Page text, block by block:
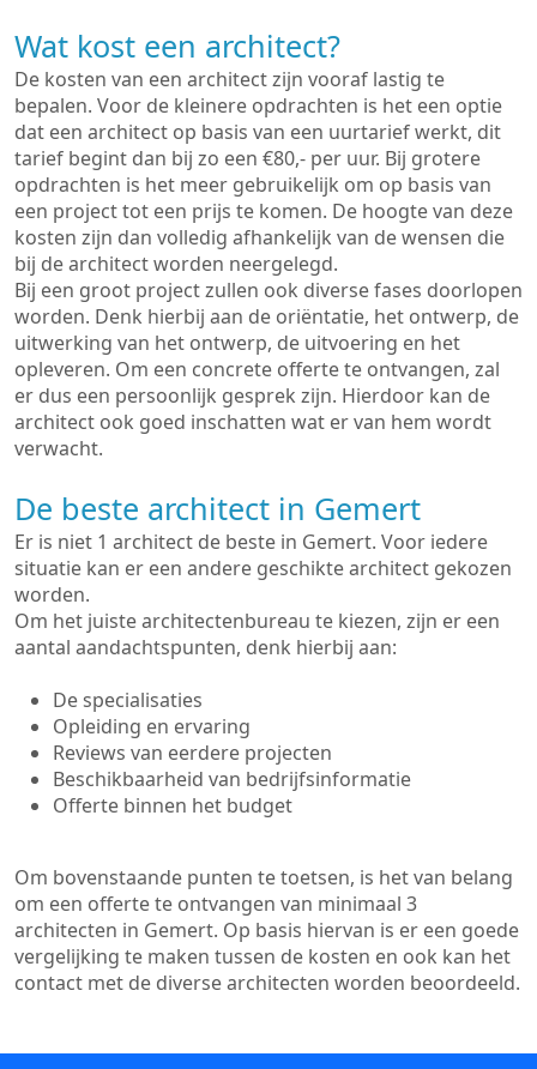
Wat kost een architect?
De kosten van een architect zijn vooraf lastig te
bepalen. Voor de kleinere opdrachten is het een optie
dat een architect op basis van een uurtarief werkt, dit
tarief begint dan bij zo een €80,- per uur. Bij grotere
opdrachten is het meer gebruikelijk om op basis van
een project tot een prijs te komen. De hoogte van deze
kosten zijn dan volledig afhankelijk van de wensen die
bij de architect worden neergelegd.
Bij een groot project zullen ook diverse fases doorlopen
worden. Denk hierbij aan de oriëntatie, het ontwerp, de
uitwerking van het ontwerp, de uitvoering en het
opleveren. Om een concrete offerte te ontvangen, zal
er dus een persoonlijk gesprek zijn. Hierdoor kan de
architect ook goed inschatten wat er van hem wordt
verwacht.
De beste architect in Gemert
Er is niet 1 architect de beste in Gemert. Voor iedere
situatie kan er een andere geschikte architect gekozen
worden.
Om het juiste architectenbureau te kiezen, zijn er een
aantal aandachtspunten, denk hierbij aan:
De specialisaties
Opleiding en ervaring
Reviews van eerdere projecten
Beschikbaarheid van bedrijfsinformatie
Offerte binnen het budget
Om bovenstaande punten te toetsen, is het van belang
om een offerte te ontvangen van minimaal 3
architecten in Gemert. Op basis hiervan is er een goede
vergelijking te maken tussen de kosten en ook kan het
contact met de diverse architecten worden beoordeeld.